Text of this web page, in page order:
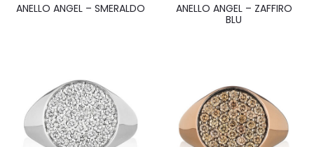
ANELLO ANGEL – SMERALDO
ANELLO ANGEL – ZAFFIRO
BLU